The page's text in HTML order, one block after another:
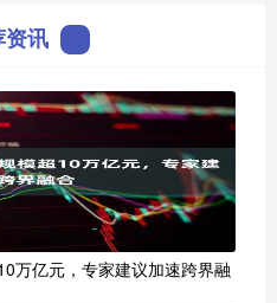
讯
万亿元，专家建议加速跨界融